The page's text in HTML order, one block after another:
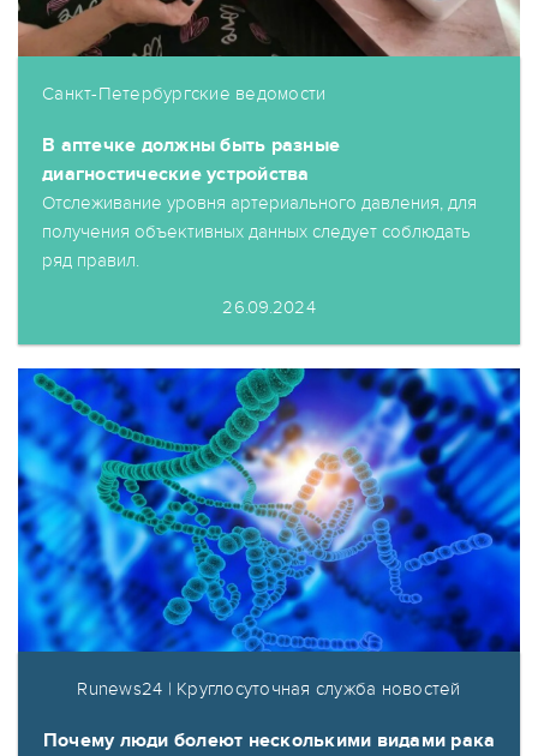
Санкт-Петербургские ведомости
В аптечке должны быть разные
диагностические устройства
Отслеживание уровня артериального давления, для
получения объективных данных следует соблюдать
ряд правил.
26.09.2024
Runews24 | Круглосуточная служба новостей
Почему люди болеют несколькими видами рака